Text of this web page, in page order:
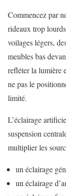
Commencez par
rideaux trop
voilages légers,
meubles bas
refléter la lumière
ne pas le
limité.
L’éclairage
suspension
multiplier les
un éclairage
un éclairage